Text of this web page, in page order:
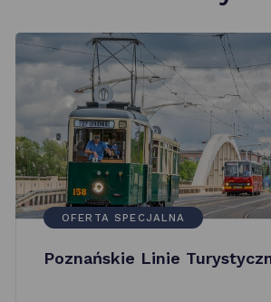
OFERTA SPECJALNA
Poznańskie Linie